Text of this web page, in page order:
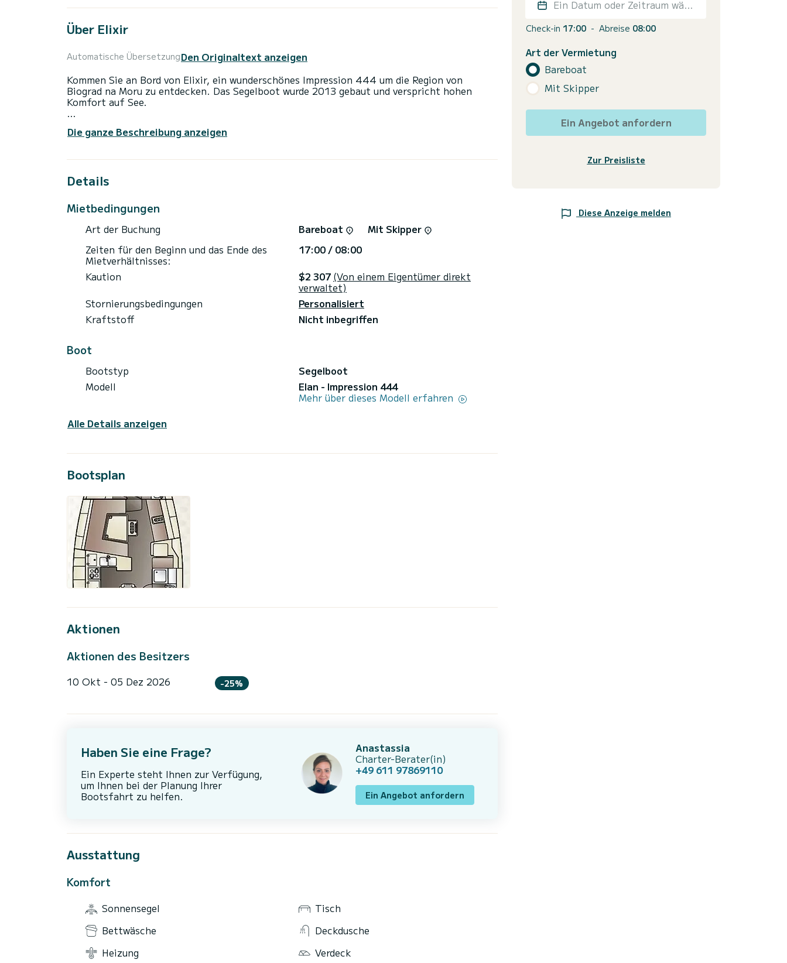
Über Elixir
Automatische ÜbersetzungDen Originaltext anzeigen
Kommen Sie an Bord von Elixir, ein wunderschönes Impression 444 um die Region von
Biograd na Moru zu entdecken. Das Segelboot wurde 2013 gebaut und verspricht hohen
Komfort auf See.
Länge und einer Motorleistung von 55 PS bietet sich das Schiff als idealer Begleiter für
anderem mit folgender Ausrüstung ausgestattet: Autopilot, Bugstrahlruder, TV,
Außenlautsprecher, USB-Steckdose, Deckdusche.
Haben Sie Fragen bezüglich des Bootes oder den Charterbedingungen? Schicken Sie uns
einfach eine Nachricht auf SamBoat, unsere Mitarbeiter beantworten alle Ihre Fragen und
bieten Ihnen die besten Preise an.
Die ganze Beschreibung anzeigen
Details
Mietbedingungen
Art der Buchung Bareboat
Mit Skipper
Zeiten für den Beginn und das Ende des
Mietverhältnisses:
17:00 / 08:00
Kaution
$2 307 (Von einem Eigentümer direkt
verwaltet)
Stornierungsbedingungen
Personalisiert
Kraftstoff
Nicht inbegriffen
Boot
Bootstyp
Segelboot
Modell
Elan - Impression 444
Mehr über dieses Modell erfahren
Alle Details anzeigen
Bootsplan
Aktionen
Aktionen des Besitzers
10 Okt - 05 Dez 2026 -25%
Haben Sie eine Frage?
Ein Experte steht Ihnen zur Verfügung,
um Ihnen bei der Planung Ihrer
Bootsfahrt zu helfen.
Anastassia
Charter-Berater(in)
+49 611 97869110
Ein Angebot anfordern
Ausstattung
Komfort
Sonnensegel
Tisch
Bettwäsche
Deckdusche
Heizung
Verdeck
Ein Datum oder Zeitraum wählen
Check-in 17:00 - Abreise 08:00
Art der Vermietung
Bareboat
Mit Skipper
Ein Angebot anfordern
Zur Preisliste
Diese Anzeige melden